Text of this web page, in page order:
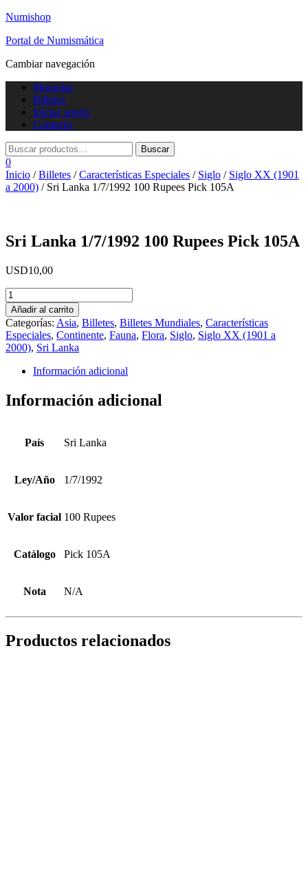
Numishop
Portal de Numismática
Cambiar navegación
Monedas
Billetes
Iniciar sesión
Contacto
0
Inicio /Billetes /Características Especiales / Siglo / Siglo XX (1901
a 2000) / Sri Lanka 1/7/1992 100 Rupees Pick 105A
Sri Lanka 1/7/1992 100 Rupees Pick 105A
USD10,00
Sri
Lanka
1/7/1992
100
Rupees
Pick
105A
cantidad
Añadir al carrito
Categorías: Asia, Billetes, Billetes Mundiales, Características
Especiales, Continente, Fauna, Flora, Siglo, Siglo XX (1901 a
2000), Sri Lanka
Información adicional
Información adicional
País Sri Lanka
Ley/Año 1/7/1992
Valor facial 100 Rupees
Catálogo Pick 105A
Nota N/A
Productos relacionados